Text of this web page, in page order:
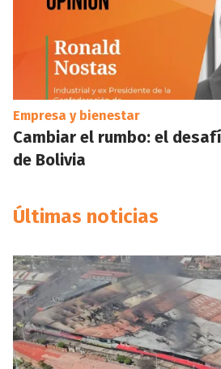
Empresa y bienestar
Cambiar el rumbo: el
de Bolivia
Últimas noticias